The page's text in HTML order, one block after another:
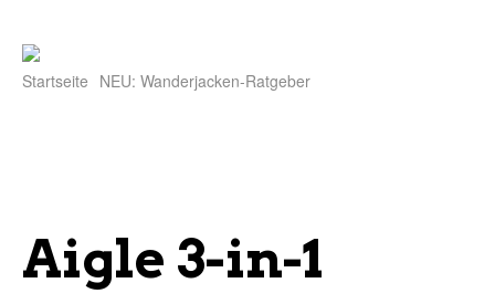
Startseite NEU: Wanderjacken-Ratgeber
Aigle 3-in-1